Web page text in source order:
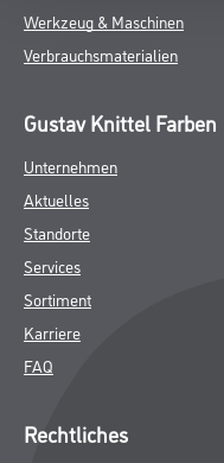
Werkzeug & Maschinen
Verbrauchsmaterialien
Gustav Knittel Farben
Unternehmen
Aktuelles
Standorte
Services
Sortiment
Karriere
FAQ
Rechtliches